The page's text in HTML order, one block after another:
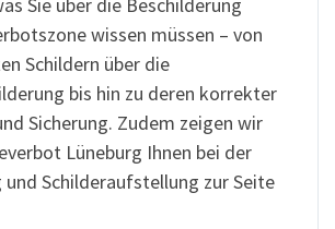
wissen müssen – von
Schildern über die
bis hin zu deren korrekter
Sicherung. Zudem zeigen wir
Lüneburg Ihnen bei der
und Schilderaufstellung zur Seite